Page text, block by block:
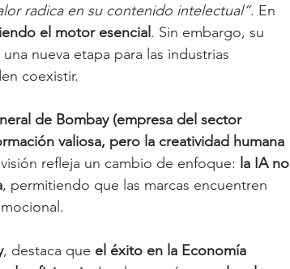
radica en su contenido intelectual”. En
el motor esencial . Sin embargo, su
nueva etapa para las industrias
coexistir.
de Bombay (empresa del sector
valiosa, pero la creatividad humana
visión refleja un cambio de enfoque: la IA no
, permitiendo que las marcas encuentren
, destaca que el éxito en la Economía